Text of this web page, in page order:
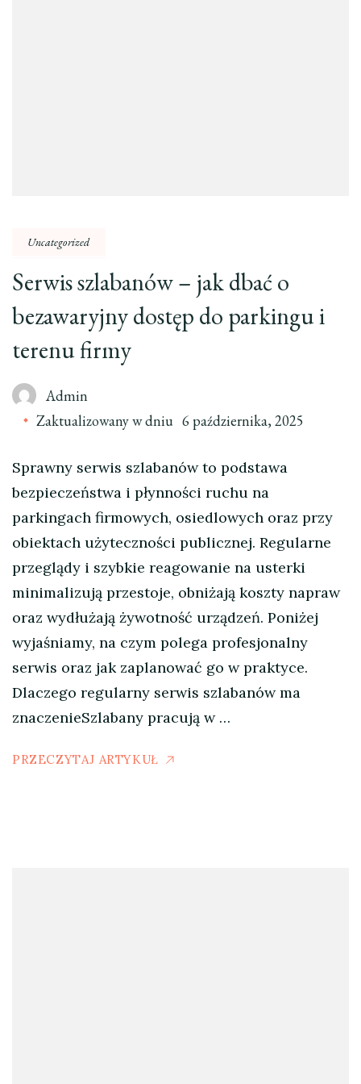
Uncategorized
Serwis szlabanów – jak dbać o
bezawaryjny dostęp do parkingu i
terenu firmy
Admin
Zaktualizowany w dniu 6 października, 2025
Sprawny serwis szlabanów to podstawa
bezpieczeństwa i płynności ruchu na
parkingach firmowych, osiedlowych oraz przy
obiektach użyteczności publicznej. Regularne
przeglądy i szybkie reagowanie na usterki
minimalizują przestoje, obniżają koszty napraw
oraz wydłużają żywotność urządzeń. Poniżej
wyjaśniamy, na czym polega profesjonalny
serwis oraz jak zaplanować go w praktyce.
Dlaczego regularny serwis szlabanów ma
znaczenieSzlabany pracują w …
PRZECZYTAJ ARTYKUŁ